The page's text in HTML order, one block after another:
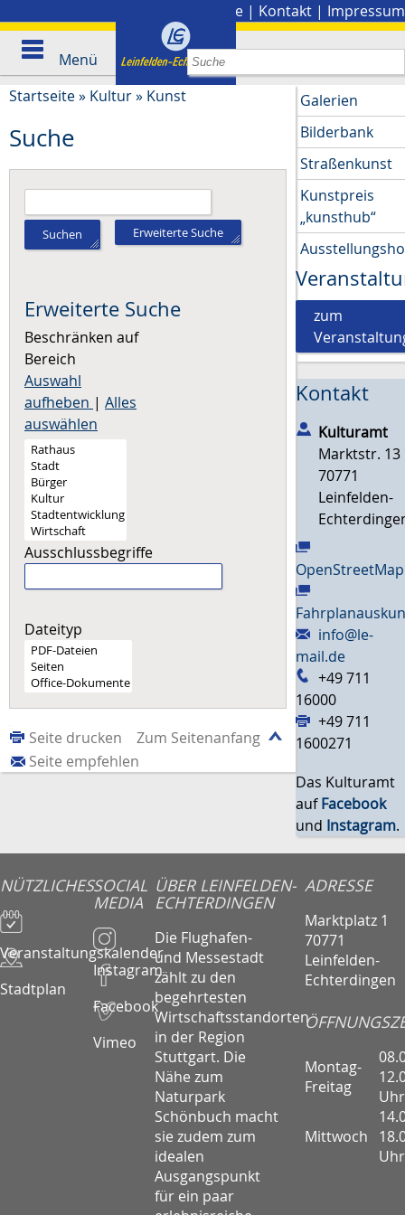
Presse | Kontakt | Impressum
Menü
Startseite» Kultur» Kunst
Suche
Suchen Erweiterte Suche
Erweiterte Suche
Beschränken auf
Bereich
Auswahl
aufheben | Alles
auswählen
Ausschlussbegriffe
Dateityp
Zum Seitenanfang
Seite drucken
Seite empfehlen
Galerien
Bilderbank
Straßenkunst
Kunstpreis
„kunsthub“
zum
Kontakt
Kulturamt
Marktstr. 13
70771
Leinfelden-
OpenStreetMap
info@le-
mail.de
+49 711
16000
+49 711
1600271
Das Kulturamt
aufFacebook
und Instagram.
NÜTZLICHES
Veranstaltungskalender
Stadtplan
SOCIAL
MEDIA
Instagram
Facebook
Vimeo
ÜBER LEINFELDEN-
ECHTERDINGEN
Die Flughafen-
und Messestadt
zählt zu den
begehrtesten
Wirtschaftsstandorten
in der Region
Stuttgart. Die
Nähe zum
Naturpark
Schönbuch macht
sie zudem zum
idealen
Ausgangspunkt
für ein paar
ADRESSE
Marktplatz 1
70771
Leinfelden-
Echterdingen
Montag-
Freitag
Uhr
Mittwoch
Uhr